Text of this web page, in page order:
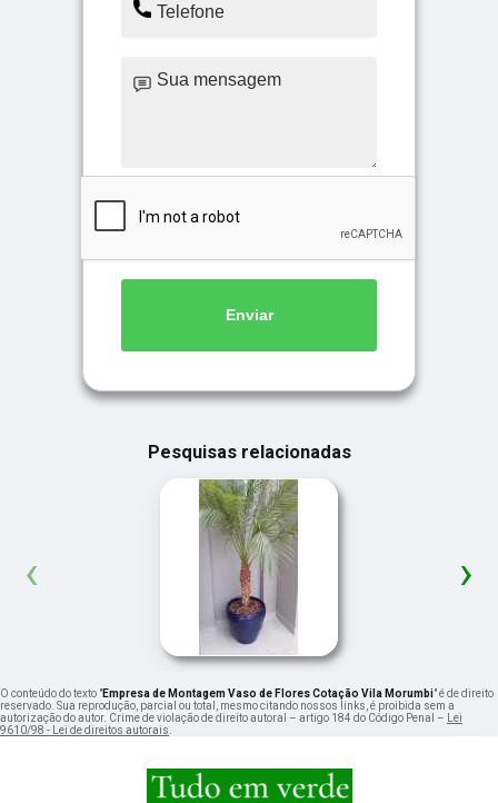
Enviar
Pesquisas relacionadas
‹ ›
O conteúdo do texto "Empresa de Montagem Vaso de Flores Cotação Vila Morumbi" é de direito
reservado. Sua reprodução, parcial ou total, mesmo citando nossos links, é proibida sem a
autorização do autor. Crime de violação de direito autoral – artigo 184 do Código Penal –
Lei
9610/98 - Lei de direitos autorais